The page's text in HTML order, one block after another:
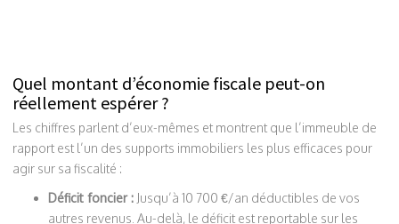
Quel montant d’économie fiscale peut-on
réellement espérer ?
Les chiffres parlent d’eux-mêmes et montrent que l’immeuble de
rapport est l’un des supports immobiliers les plus efficaces pour
agir sur sa fiscalité :
Déficit foncier : Jusqu’à 10 700 €/an déductibles de vos
autres revenus. Au-delà, le déficit est reportable sur les